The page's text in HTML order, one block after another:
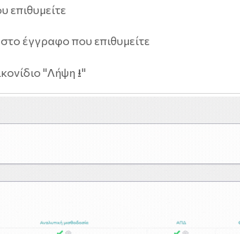
επιθυμείτε
έγγραφο που επιθυμείτε
"Λήψη ⭳"